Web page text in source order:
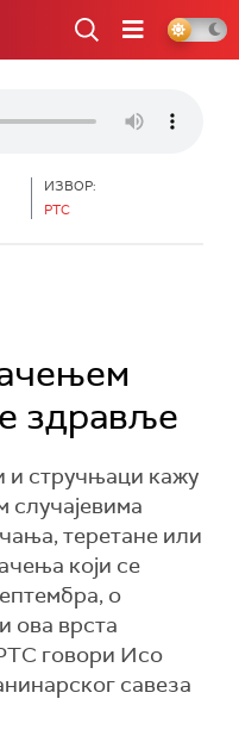
ИЗВОР:
РТС
здравље
и стручњаци кажу
случајевима
теретане или
који се
о
ова врста
говори Исо
савеза